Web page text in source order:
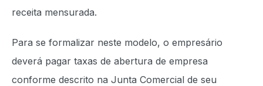
receita mensurada.
Para se formalizar neste modelo, o empresário
deverá pagar taxas de abertura de empresa
conforme descrito na Junta Comercial de seu